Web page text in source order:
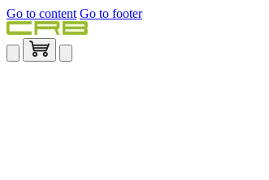
Go to content Go to footer